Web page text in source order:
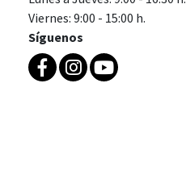
Viernes: 9:00 - 15:00 h.
Síguenos